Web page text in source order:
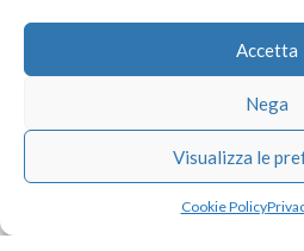
Accetta
Nega
Visualizza le
Cookie Policy
SOCIAL
facebook